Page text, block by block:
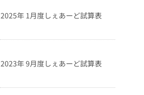
2025年 1月度しぇあーど試算表
2023年 9月度しぇあーど試算表